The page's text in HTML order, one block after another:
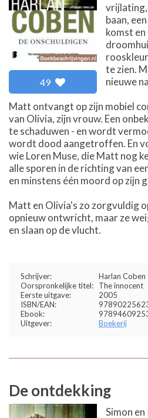
49
vrijlating,
baan,
komst en
te zien.
nieuwe
Matt ontvangt op zijn mobiel
van Olivia, zijn vrouw. Een
te schaduwen - en wordt
wordt dood aangetroffen. En
wie Loren Muse, die Matt nog
alle sporen in de richting van
en minstens één moord op zijn
Matt en Olivia's zo zorgvuldig
opnieuw ontwricht, maar ze
en slaan op de vlucht.
Schrijver:
Harlan Coben
Oorspronkelijke titel:
The innocent
Eerste uitgave:
2005
ISBN/EAN:
Ebook:
Uitgever:
Boekerij
De ontdekking
Simon